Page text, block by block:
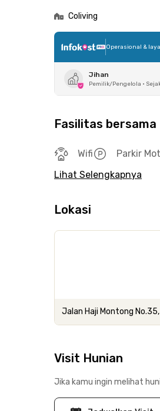
Coliving
Operasional &
Jihan
Pemilik/Pengelola •
Fasilitas bersama
Wifi Parkir
Lihat Selengkapnya
Lokasi
Jalan Haji Montong
Visit Hunian
Jika kamu ingin melihat